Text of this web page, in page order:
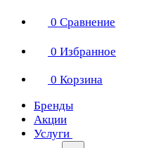
0 Сравнение
0 Избранное
0 Корзина
Бренды
Акции
Услуги